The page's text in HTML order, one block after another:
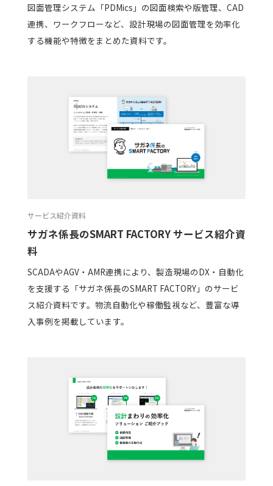
図面管理システム「PDMics」の図面検索や版管理、CAD
連携、ワークフローなど、設計現場の図面管理を効率化
する機能や特徴をまとめた資料です。
サービス紹介資料
サガネ係長のSMART FACTORY サービス紹介資
料
SCADAやAGV・AMR連携により、製造現場のDX・自動化
を支援する「サガネ係長のSMART FACTORY」のサービ
ス紹介資料です。物流自動化や稼働監視など、豊富な導
入事例を掲載しています。